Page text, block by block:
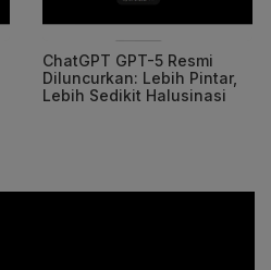
ChatGPT GPT-5 Resmi
Diluncurkan: Lebih Pintar,
Lebih Sedikit Halusinasi